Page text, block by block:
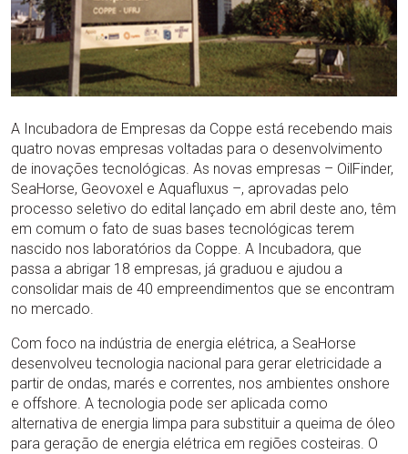
A Incubadora de Empresas da Coppe está recebendo mais
quatro novas empresas voltadas para o desenvolvimento
de inovações tecnológicas. As novas empresas – OilFinder,
SeaHorse, Geovoxel e Aquafluxus –, aprovadas pelo
processo seletivo do edital lançado em abril deste ano, têm
em comum o fato de suas bases tecnológicas terem
nascido nos laboratórios da Coppe. A Incubadora, que
passa a abrigar 18 empresas, já graduou e ajudou a
consolidar mais de 40 empreendimentos que se encontram
no mercado.
Com foco na indústria de energia elétrica, a SeaHorse
desenvolveu tecnologia nacional para gerar eletricidade a
partir de ondas, marés e correntes, nos ambientes onshore
e offshore. A tecnologia pode ser aplicada como
alternativa de energia limpa para substituir a queima de óleo
para geração de energia elétrica em regiões costeiras. O